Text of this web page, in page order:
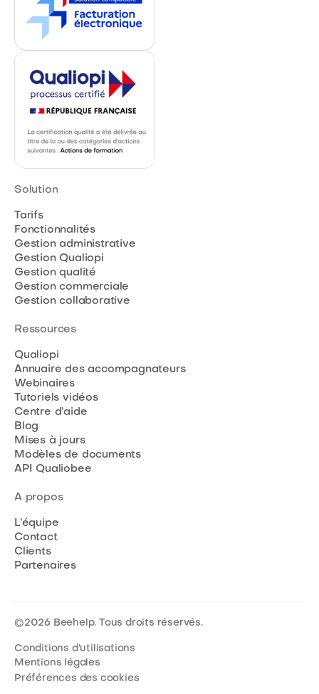
Solution
Tarifs
Fonctionnalités
Gestion administrative
Gestion Qualiopi
Gestion qualité
Gestion commerciale
Gestion collaborative
Ressources
Qualiopi
Annuaire des accompagnateurs
Webinaires
Tutoriels vidéos
Centre d’aide
Blog
Mises à jours
Modèles de documents
API Qualiobee
A propos
L’équipe
Contact
Clients
Partenaires
©2026 Beehelp. Tous droits réservés.
Conditions d’utilisations
Mentions légales
Préférences des cookies